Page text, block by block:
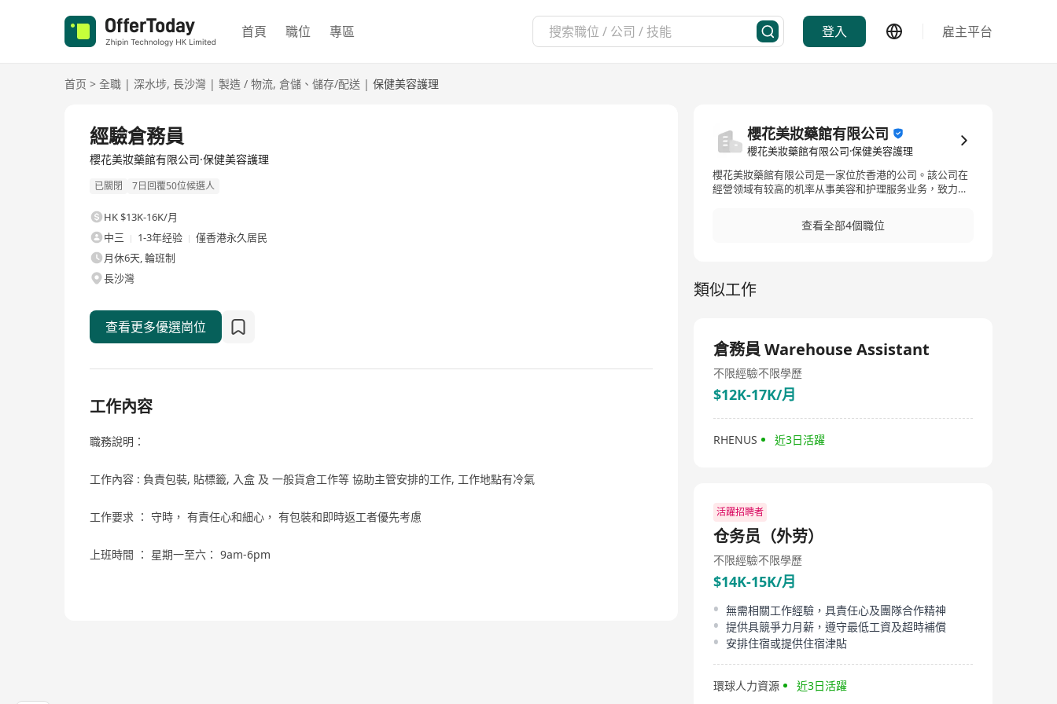
首頁 職位 專區 登入 雇主平台
首页 > 全職 | 深水埗, 長沙灣 | 製造 / 物流, 倉儲、儲存/配送 | 保健美容護理
經驗倉務員
櫻花美妝藥館有限公司·保健美容護理
已關閉 7日回覆50位候選人
HK $13K-16K/月
中三
1-3年经验
僅香港永久居民
月休6天, 輪班制
長沙灣
查看更多優選崗位
工作內容
職務說明：
工作內容 : 負責包裝, 貼標籤, 入盒 及 一般貨倉工作等 協助主管安排的工作, 工作地點有冷氣
工作要求 ： 守時， 有責任心和細心， 有包裝和即時返工者優先考慮
上班時間 ： 星期一至六： 9am-6pm
櫻花美妝藥館有限公司
櫻花美妝藥館有限公司·保健美容護理
櫻花美妝藥館有限公司是一家位於香港的公司。該公司在
經營领域有较高的机率从事美容和护理服务业务，致力於
验，公司在香港美容行业享有盛誉。櫻花美妝藥館有限公
司秉持着“客戶至上，品質第一”的理念，不断创新，致力
妝藥館有限公司将继续努力，为客户带来更多优质的美容
产品和服务。 Shinko Beauty Pharmacy Limited is a
within its operational domain, dedicated to providing
customers with superior beauty products and services.
With years of industry experience, the company enjoys
a prestigious reputation in the Hong Kong beauty
industry. Shinko Beauty Pharmacy Limited adheres to
the principle of "customer first, quality first", constantly
The company focuses on creating personalized and
Limited will continue to strive to offer more premium
beauty products and services to its customers.
查看全部4個職位
類似工作
倉務員 Warehouse Assistant
不限經驗不限學歷
$12K-17K/月
RHENUS 近3日活躍
活躍招聘者
仓务员（外劳）
不限經驗不限學歷
$14K-15K/月
無需相關工作經驗，具責任心及團隊合作精神
提供具競爭力月薪，遵守最低工資及超時補償
安排住宿或提供住宿津貼
環球人力資源 近3日活躍